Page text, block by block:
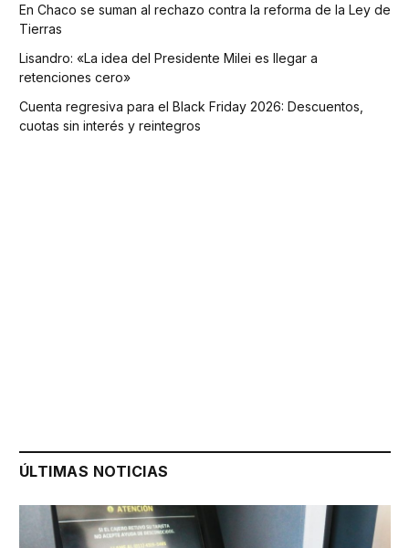
En Chaco se suman al rechazo contra la reforma de la Ley de
Tierras
Lisandro: «La idea del Presidente Milei es llegar a
retenciones cero»
Cuenta regresiva para el Black Friday 2026: Descuentos,
cuotas sin interés y reintegros
ÚLTIMAS NOTICIAS